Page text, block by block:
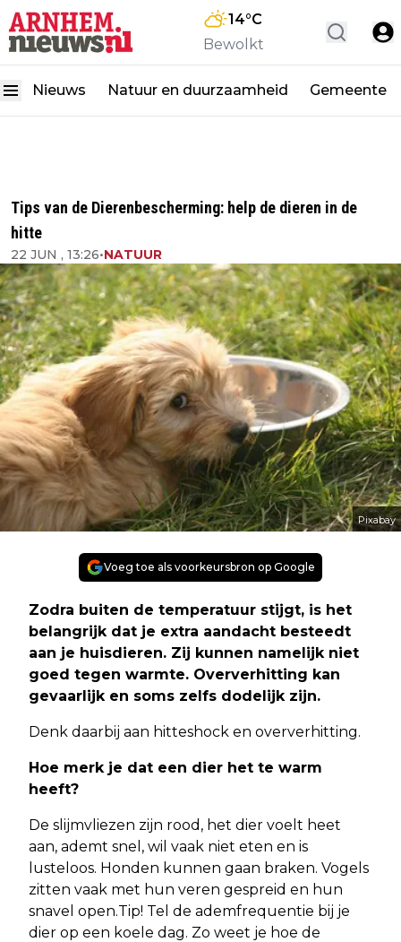
14°C
Bewolkt
Nieuws Natuur en duurzaamheid Gemeente
Tips van de Dierenbescherming: help de dieren in de
hitte
22 JUN , 13:26•NATUUR
Pixabay
Voeg toe als voorkeursbron op Google
Zodra buiten de temperatuur stijgt, is het
belangrijk dat je extra aandacht besteedt
aan je huisdieren. Zij kunnen namelijk niet
goed tegen warmte. Oververhitting kan
gevaarlijk en soms zelfs dodelijk zijn.
Denk daarbij aan hitteshock en oververhitting.
Hoe merk je dat een dier het te warm
heeft?
De slijmvliezen zijn rood, het dier voelt heet
aan, ademt snel, wil vaak niet eten en is
lusteloos. Honden kunnen gaan braken. Vogels
zitten vaak met hun veren gespreid en hun
snavel open.Tip! Tel de ademfrequentie bij je
dier op een koele dag. Zo weet je hoe de